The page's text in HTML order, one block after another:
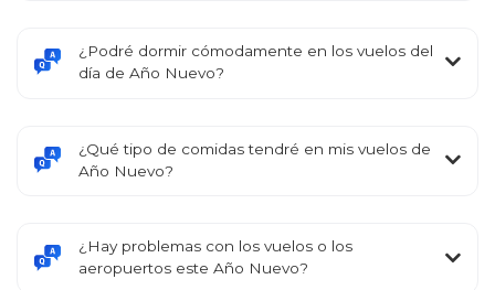
¿Podré dormir cómodamente en los vuelos del
día de Año Nuevo?
¿Qué tipo de comidas tendré en mis vuelos de
Año Nuevo?
¿Hay problemas con los vuelos o los
aeropuertos este Año Nuevo?